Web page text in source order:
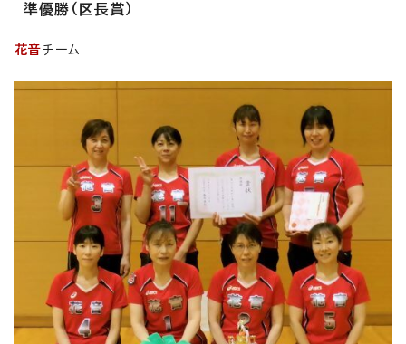
準優勝（区長賞）
花音チーム